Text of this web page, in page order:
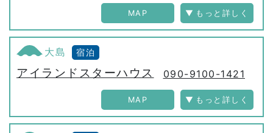
MAP
大島 宿泊
アイランドスターハウス 090-9100-1421
MAP